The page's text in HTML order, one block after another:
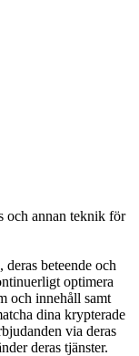
och annan teknik för
beteende och
optimera
och innehåll samt
dina krypterade
via deras
deras tjänster.